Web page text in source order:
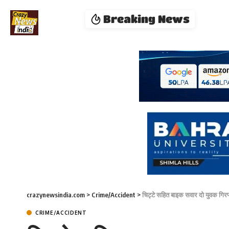
Breaking News
crazynewsindia.com > Crime/Accident >चिट्टे सहित बाइक सवार दो युवक
CRIME/ACCIDENT